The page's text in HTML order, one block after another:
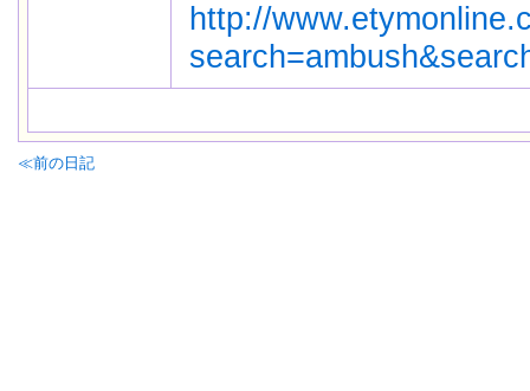
http://
≪前の日記